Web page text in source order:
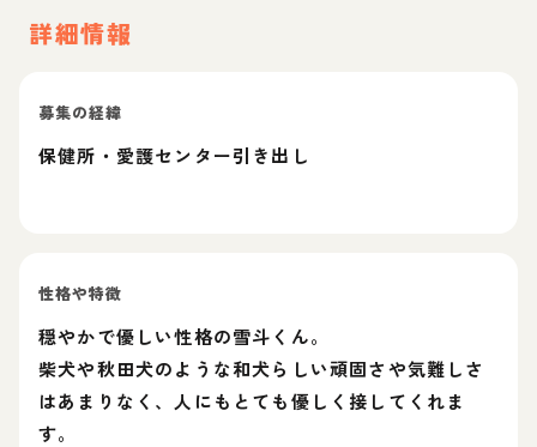
詳細情報
募集の経緯
保健所・愛護センター引き出し
性格や特徴
穏やかで優しい性格の雪斗くん。
柴犬や秋田犬のような和犬らしい頑固さや気難しさ
はあまりなく、人にもとても優しく接してくれま
す。